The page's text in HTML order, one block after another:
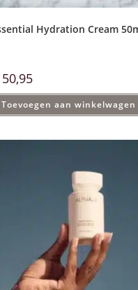
Hydration Cream
Toevoegen aan winkelwagen